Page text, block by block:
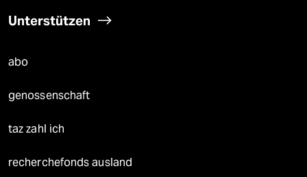
Unterstützen
abo
genossenschaft
taz zahl ich
recherchefonds ausland